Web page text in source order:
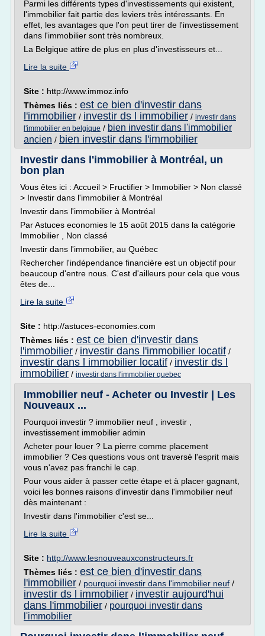
Parmi les différents types d'investissements qui existent,
l'immobilier fait partie des leviers très intéressants. En
effet, les avantages que l'on peut tirer de l'investissement
dans l'immobilier sont très nombreux.
La Belgique attire de plus en plus d'investisseurs et...
Lire la suite
Site : http://www.immoz.info
Thèmes liés : est ce bien d'investir dans
l'immobilier / investir ds l immobilier / investir dans
l'immobilier en belgique / bien investir dans l'immobilier
ancien / bien investir dans l'immobilier
Investir dans l'immobilier à Montréal, un
bon plan
Vous êtes ici : Accueil > Fructifier > Immobilier > Non classé
> Investir dans l'immobilier à Montréal
Investir dans l'immobilier à Montréal
Par Astuces economies le 15 août 2015 dans la catégorie
Immobilier , Non classé
Investir dans l'immobilier, au Québec
Rechercher l'indépendance financière est un objectif pour
beaucoup d'entre nous. C'est d'ailleurs pour cela que vous
êtes de...
Lire la suite
Site : http://astuces-economies.com
Thèmes liés : est ce bien d'investir dans
l'immobilier / investir dans l'immobilier locatif /
investir dans l immobilier locatif / investir ds l
immobilier / investir dans l'immobilier quebec
Immobilier neuf - Acheter ou Investir | Les
Nouveaux ...
Pourquoi investir ? immobilier neuf , investir ,
investissement immobilier admin
Acheter pour louer ? La pierre comme placement
immobilier ? Ces questions vous ont traversé l'esprit mais
vous n'avez pas franchi le cap.
Pour vous aider à passer cette étape et à placer gagnant,
voici les bonnes raisons d'investir dans l'immobilier neuf
dès maintenant :
Investir dans l'immobilier c'est se...
Lire la suite
Site : http://www.lesnouveauxconstructeurs.fr
Thèmes liés : est ce bien d'investir dans
l'immobilier / pourquoi investir dans l'immobilier neuf /
investir ds l immobilier / investir aujourd'hui
dans l'immobilier / pourquoi investir dans
l'immobilier